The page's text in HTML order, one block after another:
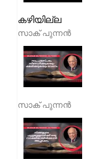
കഴിയില്ല
സാക് പുന്നൻ
സാക് പുന്നൻ